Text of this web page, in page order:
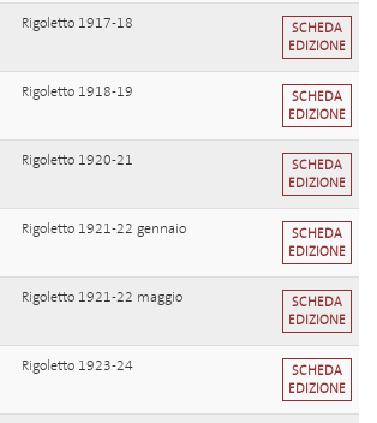
Rigoletto 1917-18
SCHEDA
EDIZIONE
Rigoletto 1918-19
SCHEDA
EDIZIONE
Rigoletto 1920-21
SCHEDA
EDIZIONE
Rigoletto 1921-22 gennaio
SCHEDA
EDIZIONE
Rigoletto 1921-22 maggio
SCHEDA
EDIZIONE
Rigoletto 1923-24
SCHEDA
EDIZIONE